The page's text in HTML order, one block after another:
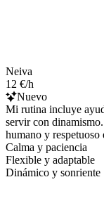
Neiva
12 €/h
Nuevo
Mi rutina incluye
servir con
humano y respetuoso
Calma y paciencia
Flexible y adaptable
Dinámico y sonriente